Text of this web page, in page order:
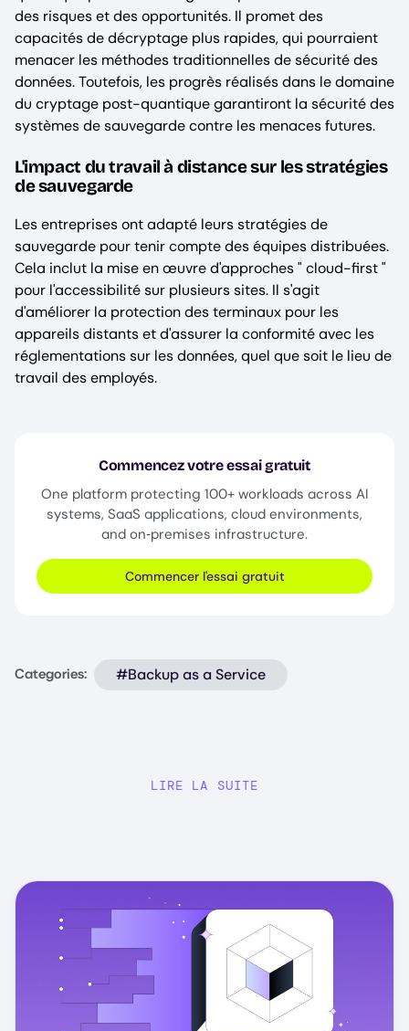
des risques et des opportunités. Il promet des
capacités de décryptage plus rapides, qui pourraient
menacer les méthodes traditionnelles de sécurité des
données. Toutefois, les progrès réalisés dans le domaine
du cryptage post-quantique garantiront la sécurité des
systèmes de sauvegarde contre les menaces futures.
L'impact du travail à distance sur les stratégies
de sauvegarde
Les entreprises ont adapté leurs stratégies de
sauvegarde pour tenir compte des équipes distribuées.
Cela inclut la mise en œuvre d'approches " cloud-first "
pour l'accessibilité sur plusieurs sites. Il s'agit
d'améliorer la protection des terminaux pour les
appareils distants et d'assurer la conformité avec les
réglementations sur les données, quel que soit le lieu de
travail des employés.
Commencez votre essai gratuit
One platform protecting 100+ workloads across AI
systems, SaaS applications, cloud environments,
and on‑premises infrastructure.
Commencer l'essai gratuit
Categories: #Backup as a Service
LIRE LA SUITE